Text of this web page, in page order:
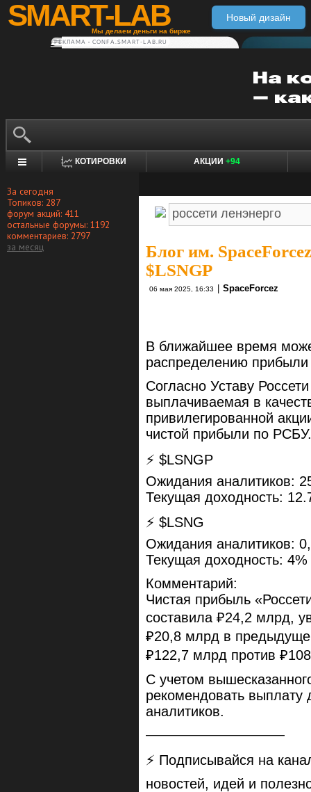
SMART-LAB
Мы делаем деньги на бирже
Новый дизайн
РЕКЛАМА • CONFA.SMART-LAB.RU
КОТИРОВКИ АКЦИИ +94
За сегодня
Топиков: 287
форум акций: 411
остальные форумы: 1192
комментариев: 2797
за месяц
Блог им. SpaceForcez
$LSNGP
06 мая 2025, 16:33 SpaceForcez
В ближайшее время
распределению прибыли
Согласно Уставу
выплачиваемая в
привилегированной
чистой прибыли по РСБУ.
⚡️ $LSNGP
Ожидания аналитиков:
Текущая доходность:
⚡️ $LSNG
Ожидания аналитиков:
Текущая доходность: 4%
Комментарий:
Чистая прибыль
составила ₽24,2 млрд,
₽20,8 млрд в
₽122,7 млрд против
С учетом
рекомендовать выплату
аналитиков.
——————————
⚡️ Подписывайся на
новостей, идей и